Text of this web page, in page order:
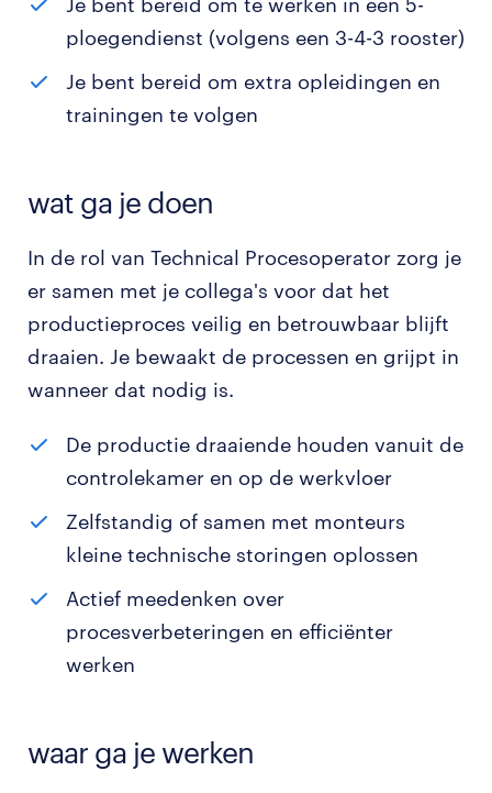
ploegendienst (volgens een 3-4-3 rooster)
Je bent bereid om extra opleidingen en
trainingen te volgen
wat ga je doen
In de rol van Technical Procesoperator zorg je
er samen met je collega's voor dat het
productieproces veilig en betrouwbaar blijft
draaien. Je bewaakt de processen en grijpt in
wanneer dat nodig is.
De productie draaiende houden vanuit de
controlekamer en op de werkvloer
Zelfstandig of samen met monteurs
kleine technische storingen oplossen
Actief meedenken over
procesverbeteringen en efficiënter
werken
waar ga je werken